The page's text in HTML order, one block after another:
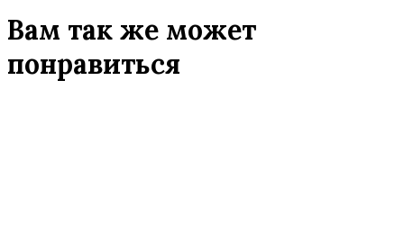
Вам так же может
понравиться